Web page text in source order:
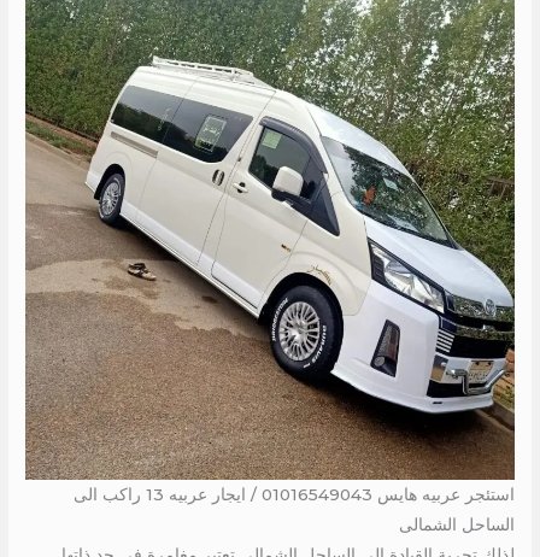
استئجر عربيه هايس 01016549043 / ايجار عربيه 13 راكب الى
الساحل الشمالى